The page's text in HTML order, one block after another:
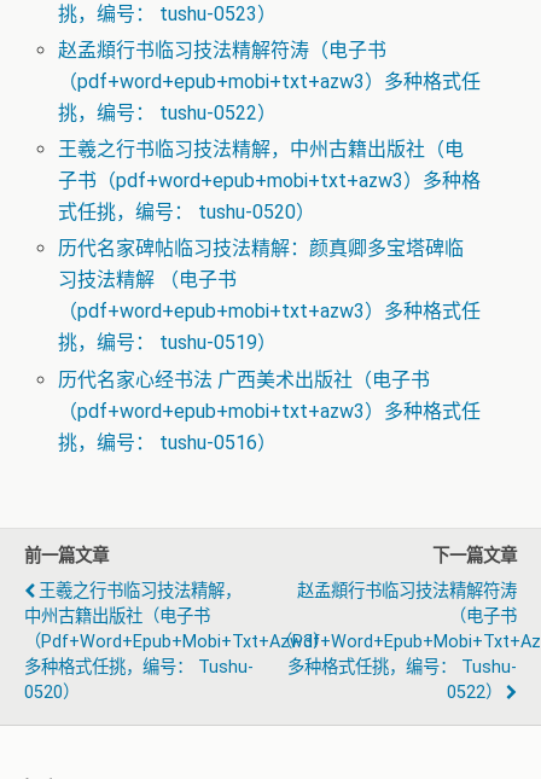
挑，编号： tushu-0523）
赵孟頫行书临习技法精解符涛（电子书
（pdf+word+epub+mobi+txt+azw3）多种格式任
挑，编号： tushu-0522）
王羲之行书临习技法精解，中州古籍出版社（电
子书（pdf+word+epub+mobi+txt+azw3）多种格
式任挑，编号： tushu-0520）
历代名家碑帖临习技法精解：颜真卿多宝塔碑临
习技法精解 （电子书
（pdf+word+epub+mobi+txt+azw3）多种格式任
挑，编号： tushu-0519）
历代名家心经书法 广西美术出版社（电子书
（pdf+word+epub+mobi+txt+azw3）多种格式任
挑，编号： tushu-0516）
前一篇文章
王羲之行书临习技法精解，
中州古籍出版社（电子书
（pdf+word+epub+mobi+txt+azw3）
多种格式任挑，编号： Tushu-
0520）
下一篇文章
赵孟頫行书临习技法精解符涛
（电子书
（
多种格式任挑，编号： Tushu-
0522）